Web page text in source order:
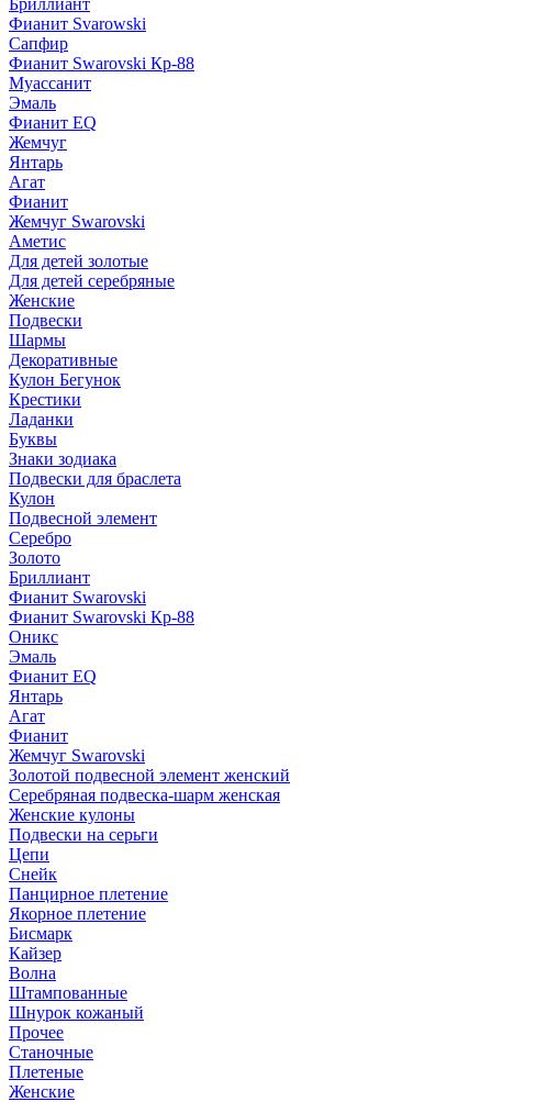
Бриллиант
Фианит Svarowski
Сапфир
Фианит Swarovski Кр-88
Муассанит
Эмаль
Фианит EQ
Жемчуг
Янтарь
Агат
Фианит
Жемчуг Swarovski
Аметис
Для детей золотые
Для детей серебряные
Женские
Подвески
Шармы
Декоративные
Кулон Бегунок
Крестики
Ладанки
Буквы
Знаки зодиака
Подвески для браслета
Кулон
Подвесной элемент
Серебро
Золото
Бриллиант
Фианит Swarovski
Фианит Swarovski Кр-88
Оникс
Эмаль
Фианит EQ
Янтарь
Агат
Фианит
Жемчуг Swarovski
Золотой подвесной элемент женcкий
Серебряная подвеска-шарм женская
Женские кулоны
Подвески на серьги
Цепи
Снейк
Панцирное плетение
Якорное плетение
Бисмарк
Кайзер
Волна
Штампованные
Шнурок кожаный
Прочее
Станочные
Плетеные
Женские